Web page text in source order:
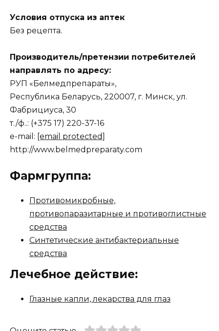
Условия отпуска из аптек
Без рецепта.
Производитель/претензии потребителей
направлять по адресу:
РУП «Белмедпрепараты»,
Республика Беларусь, 220007, г. Минск, ул.
Фабрициуса, 30
т./ф..: (+375 17) 220-37-16
e-mail: [email protected]
http://www.belmedpreparaty.com
Фармгруппа:
Противомикробные,
противопаразитарные и противоглистные
средства
Синтетические антибактериальные
средства
Лечебное действие:
Глазные капли, лекарства для глаз